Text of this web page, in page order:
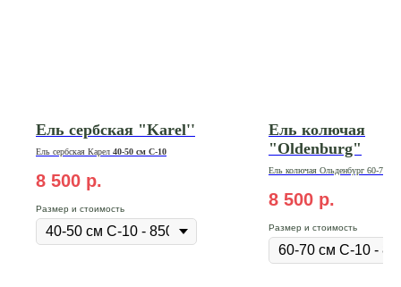
Ель сербская "Karel''
Ель сербская Карел 40-50 см С-10
8 500 р.
Размер и стоимость
Ель колючая
"Oldenburg"
Ель колючая Ольденбург 60-70
8 500 р.
Размер и стоимость